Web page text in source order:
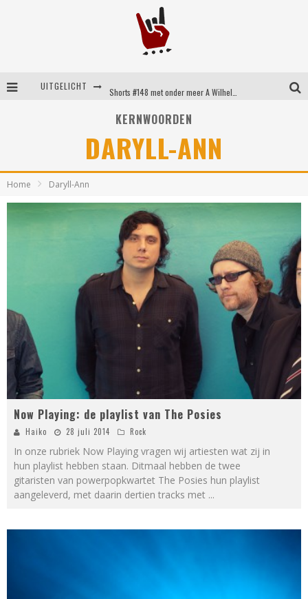
UITGELICHT
Shorts #149 met onder meer No Cure, Eva Under Fire, The Hu en Sleeping With Sirens
KERNWOORDEN
DARYLL-ANN
Home Daryll-Ann
Now Playing: de playlist van The Posies
Haiko 28 juli 2014 Rock
In onze rubriek Now Playing vragen wij artiesten wat zij in
hun playlist hebben staan. Ditmaal hebben de twee
gitaristen van powerpopkwartet The Posies hun playlist
aangeleverd, met daarin dertien tracks met ...